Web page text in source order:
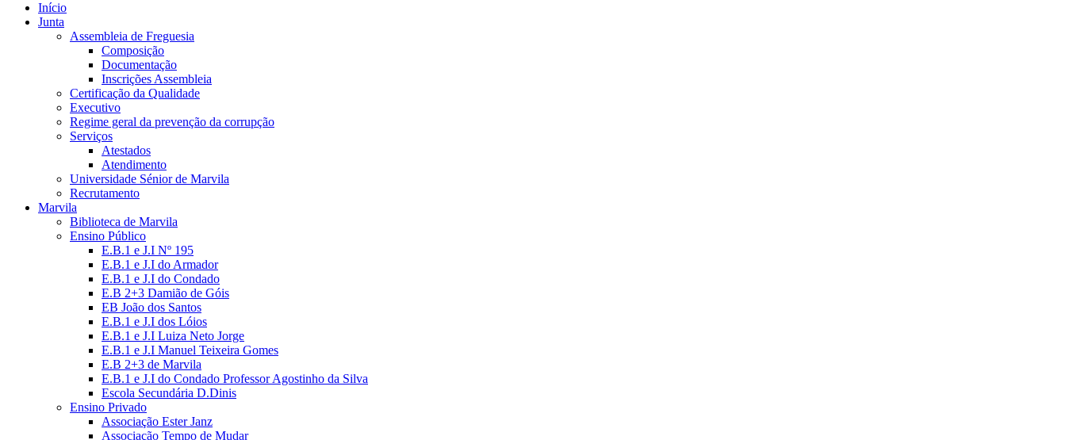
Início
Junta
Assembleia de Freguesia
Composição
Documentação
Inscrições Assembleia
Certificação da Qualidade
Executivo
Regime geral da prevenção da corrupção
Serviços
Atestados
Atendimento
Universidade Sénior de Marvila
Recrutamento
Marvila
Biblioteca de Marvila
Ensino Público
E.B.1 e J.I Nº 195
E.B.1 e J.I do Armador
E.B.1 e J.I do Condado
E.B 2+3 Damião de Góis
EB João dos Santos
E.B.1 e J.I dos Lóios
E.B.1 e J.I Luiza Neto Jorge
E.B.1 e J.I Manuel Teixeira Gomes
E.B 2+3 de Marvila
E.B.1 e J.I do Condado Professor Agostinho da Silva
Escola Secundária D.Dinis
Ensino Privado
Associação Ester Janz
Associação Tempo de Mudar